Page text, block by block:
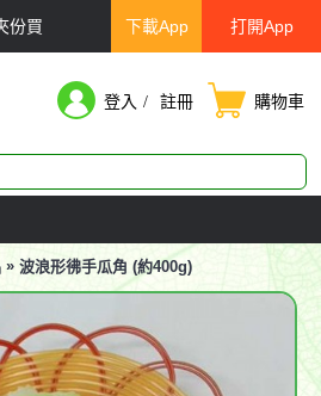
份買 下載App 打開App
登入 註冊 購物車
» 波浪形彿手瓜角 (約400g)